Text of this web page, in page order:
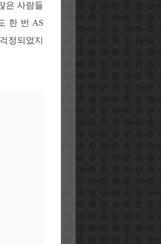
은 사람들
한 번 AS
정되었지